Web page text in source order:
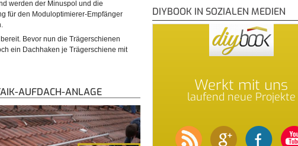
werden. Dieses empfängt die…
werden der Minuspol und die
für den Moduloptimierer-Empfänger
Bevor nun die Trägerschienen
ein Dachhaken je Trägerschiene mit
AUFDACH-ANLAGE
DIYBOOK IN SOZIALEN MEDIEN
Werkt mit uns
laufend neue Projekte